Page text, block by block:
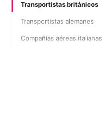
Transportistas británicos
Transportistas alemanes
Compañías aéreas italianas